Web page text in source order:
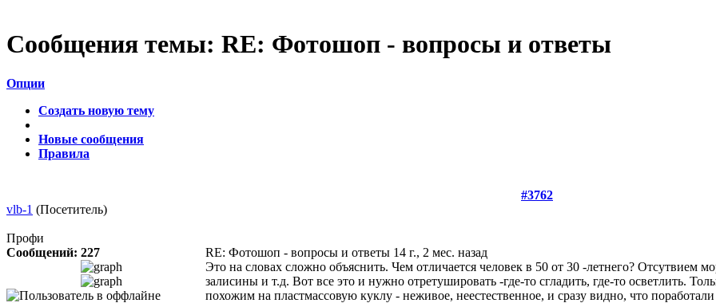
Сообщения темы: RE: Фотошоп - вопросы и ответы
Опции
Создать новую тему
Новые сообщения
Правила
#3762
vlb-1 (Посетитель)
Профи
Сообщений: 227
RE: Фотошоп - вопросы и ответы 14 г., 2 мес. назад
Это на словах сложно объяснить. Чем отличается человек в 50 от 30 -летнего? Отсутвием
залисины и т.д. Вот все это и нужно отретушировать -где-то сгладить, где-то осветлить.
похожим на пластмассовую куклу - неживое, неестественное, и сразу видно, что